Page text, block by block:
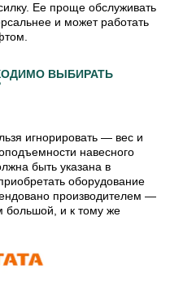
Ее проще обслуживать
и может работать
ВЫБИРАТЬ
игнорировать — вес и
навесного
быть указана в
оборудование
производителем —
большой, и к тому же